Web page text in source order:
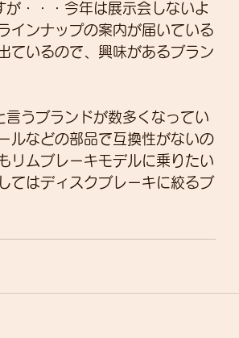
・・・今年は展示会しないよ
インナップの案内が届いている
ているので、興味があるブラン
うブランドが数多くなってい
ルなどの部品で互換性がないの
リムブレーキモデルに乗りたい
てはディスクブレーキに絞るブ